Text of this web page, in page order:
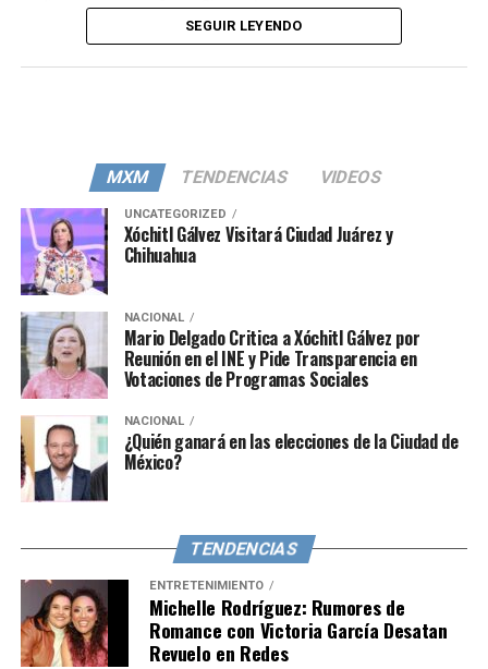
su famosa compañera. Sin embargo, su presencia en
eventos junto a Rodríguez ha llamado la atención de
A pesar de que ambas artistas suelen mantener su vida
privada alejada de las redes sociales, las muestras de
afecto entre ellas, principalmente a través de historias,
han sido motivo de especulación y emoción para sus
seguidores.
Por el momento, el origen de su supuesto romance y los
detalles sobre cómo se conocieron permanecen en el
misterio, dejando a los fans ansiosos por alguna
confirmación oficial por parte de las protagonistas.
Mientras tanto, queda esperar para conocer más sobre
esta posible historia de amor en el mundo de la
farándula mexicana.
SEGUIR LEYENDO
MXM TENDENCIAS VIDEOS
UNCATEGORIZED
Xóchitl Gálvez Visitará Ciudad Juárez y
Chihuahua
NACIONAL
Mario Delgado Critica a Xóchitl Gálvez por
Reunión en el INE y Pide Transparencia en
Votaciones de Programas Sociales
NACIONAL
¿Quién ganará en las elecciones de la Ciudad de
México?
TENDENCIAS
ENTRETENIMIENTO
Michelle Rodríguez: Rumores de
Romance con Victoria García Desatan
Revuelo en Redes